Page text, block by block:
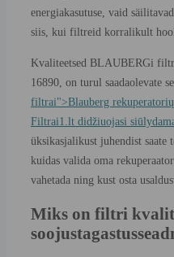
energiakasutuse, vaid
siis, kui filtreid korralikult
Kvaliteetsed BLAUBERGi
16890, on turul saadaolevate
filtrai">Blauberg
Filtrai1.lt didžiuojasi
üksikasjalikust juhendist
kuidas valida oma
vahetada ning kust osta
Miks on filtri